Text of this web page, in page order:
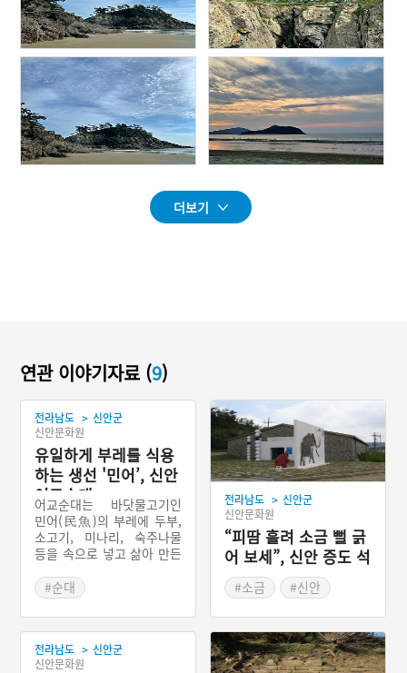
더보기
연관 이야기자료 (9)
전라남도 > 신안군
신안문화원
유일하게 부레를 식용
하는 생선 '민어’, 신안
어교순대
어교순대는 바닷물고기인
민어(民魚)의 부레에 두부,
소고기, 미나리, 숙주나물
등을 속으로 넣고 삶아 만든
식이다. 민어의 부레는 민어
의 부위 중에서 가장 쫄깃한
식감과 미각을 자극하는 맛
을 지니고 있다.
#순대
#신안 가볼만한곳
전라남도 > 신안군
신안문화원
“피땀 흘려 소금 뻘 긁
어 보세”, 신안 증도 석
조소금창고
#소금
#신안
전라남도 > 신안군
신안문화원